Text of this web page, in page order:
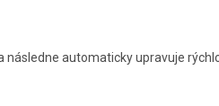
následne automaticky upravuje